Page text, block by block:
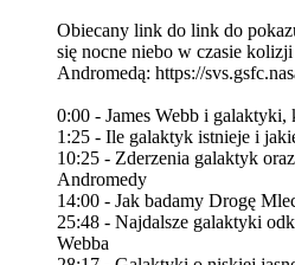
Obiecany link do link do
się nocne niebo w czasie
Andromedą: https://
0:00 - James Webb i galaktyki,
1:25 - Ile galaktyk istnieje i
10:25 - Zderzenia galaktyk
Andromedy
14:00 - Jak badamy Drogę
25:48 - Najdalsze galaktyki
Webba